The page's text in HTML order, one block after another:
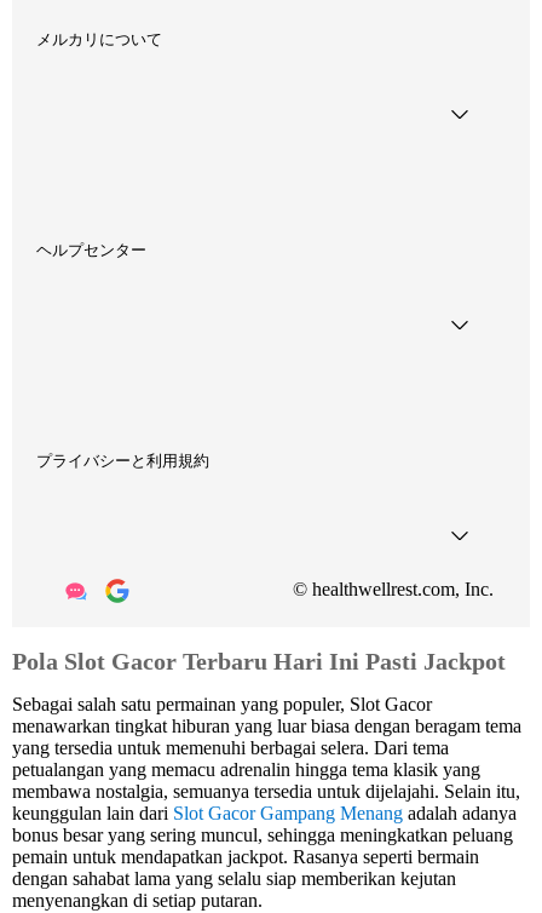
メルカリについて
ヘルプセンター
プライバシーと利用規約
© healthwellrest.com, Inc.
Pola Slot Gacor Terbaru Hari Ini Pasti Jackpot
Sebagai salah satu permainan yang populer, Slot Gacor
menawarkan tingkat hiburan yang luar biasa dengan beragam tema
yang tersedia untuk memenuhi berbagai selera. Dari tema
petualangan yang memacu adrenalin hingga tema klasik yang
membawa nostalgia, semuanya tersedia untuk dijelajahi. Selain itu,
keunggulan lain dari Slot Gacor Gampang Menang adalah adanya
bonus besar yang sering muncul, sehingga meningkatkan peluang
pemain untuk mendapatkan jackpot. Rasanya seperti bermain
dengan sahabat lama yang selalu siap memberikan kejutan
menyenangkan di setiap putaran.